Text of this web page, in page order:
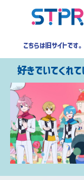
こちらは旧サイトです
好きでいてくれ